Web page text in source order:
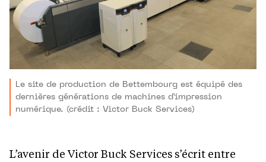
Le site de production de Bettembourg est équipé des
dernières générations de machines d’impression
numérique. (crédit : Victor Buck Services)
L’avenir de Victor Buck Services s’écrit entre